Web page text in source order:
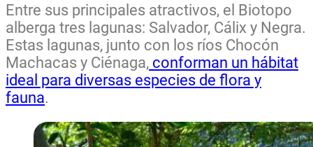
Entre sus principales atractivos, el Biotopo
alberga tres lagunas: Salvador, Cálix y Negra.
Estas lagunas, junto con los ríos Chocón
Machacas y Ciénaga, conforman un hábitat
ideal para diversas especies de flora y
fauna.